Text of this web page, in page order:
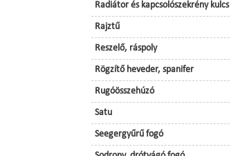
Radiátor és kapcsolószekrény kulcs
Rajztű
Reszelő, ráspoly
Rögzítő heveder, spanifer
Rugóösszehúzó
Satu
Seegergyűrű fogó